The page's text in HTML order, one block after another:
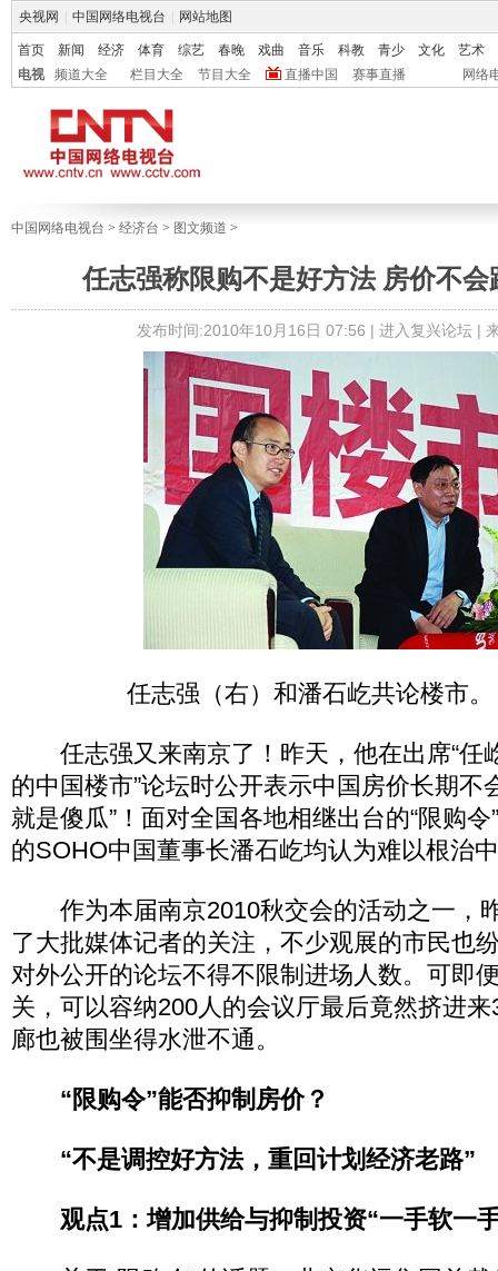
央视网 中国网络电视台 网站地图
首页 新闻 经济 体育 综艺 春晚 戏曲 音乐 科教 青少 文化
艺术
电视
频道大全 栏目大全 节目大全 直播中国 赛事直播 网络
中国网络电视台 > 经济台 > 图文频道 >
任志强称限购不是好方法 房价不会
发布时间:2010年10月16日 07:56 | 进入复兴论坛|
任志强（右）和潘石屹共论楼市
任志强又来南京了！昨天，他在出席“
的中国楼市”论坛时公开表示中国房价长期不
就是傻瓜”！面对全国各地相继出台的“限购
的SOHO中国董事长潘石屹均认为难以根治
作为本届南京2010秋交会的活动之一，
了大批媒体记者的关注，不少观展的市民也
对外公开的论坛不得不限制进场人数。可即
关，可以容纳200人的会议厅最后竟然挤进
廊也被围坐得水泄不通。
“限购令”能否抑制房价？
“不是调控好方法，重回计划经济老路”
观点1：增加供给与抑制投资“一手软一